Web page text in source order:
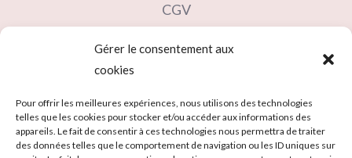
Gérer le consentement aux
cookies
Pour offrir les meilleures expériences, nous utilisons des technologies
telles que les cookies pour stocker et/ou accéder aux informations des
appareils. Le fait de consentir à ces technologies nous permettra de traiter
des données telles que le comportement de navigation ou les ID uniques sur
CGV